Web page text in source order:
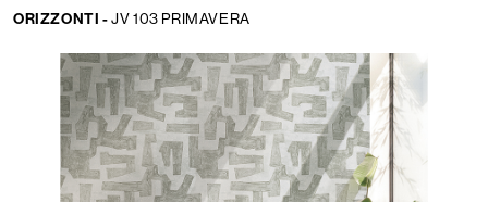
ORIZZONTI -JV 103 PRIMAVERA